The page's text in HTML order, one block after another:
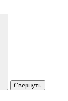
Свернуть